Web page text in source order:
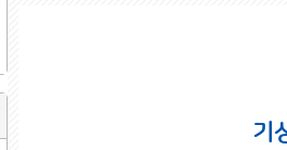
기